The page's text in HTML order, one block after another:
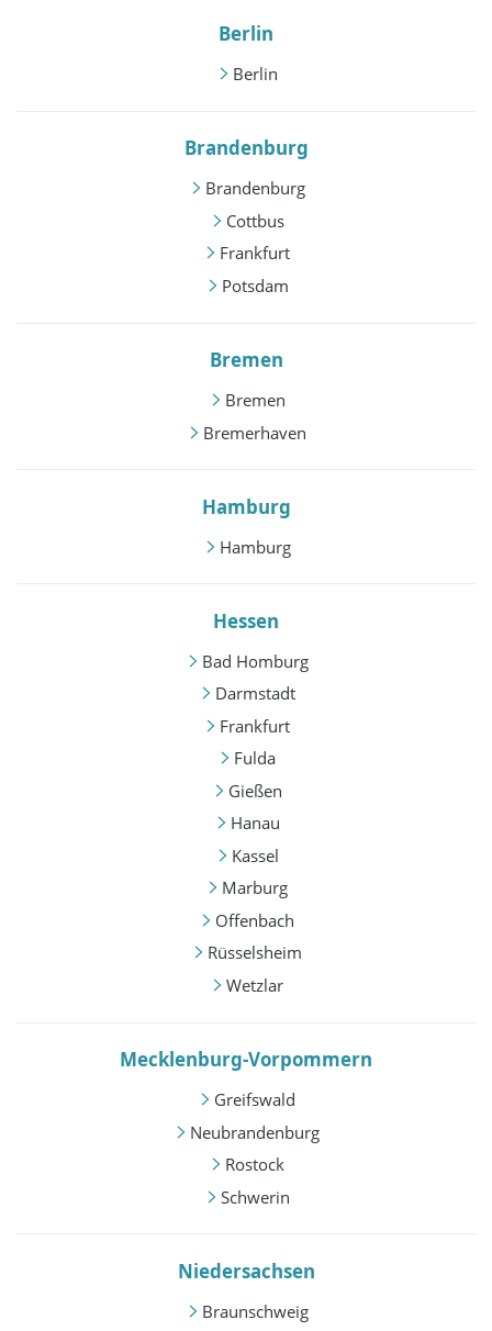
Berlin
Berlin
Brandenburg
Brandenburg
Cottbus
Frankfurt
Potsdam
Bremen
Bremen
Bremerhaven
Hamburg
Hamburg
Hessen
Bad Homburg
Darmstadt
Frankfurt
Fulda
Gießen
Hanau
Kassel
Marburg
Offenbach
Rüsselsheim
Wetzlar
Mecklenburg-Vorpommern
Greifswald
Neubrandenburg
Rostock
Schwerin
Niedersachsen
Braunschweig